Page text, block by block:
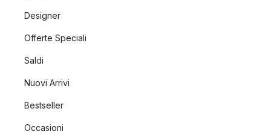
Designer
Offerte Speciali
Saldi
Nuovi Arrivi
Bestseller
Occasioni